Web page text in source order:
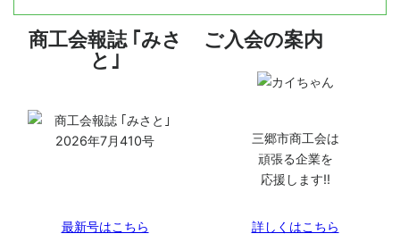
ん・・・1セットから承ります
商工会報誌 ｢みさ
と｣
最新号はこちら
ご入会の案内
三郷市商工会は
頑張る企業を
応援します!!
詳しくはこちら